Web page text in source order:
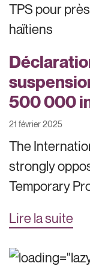
500 000
21 février 2025
The
strongly
Temporary
Lire la suite